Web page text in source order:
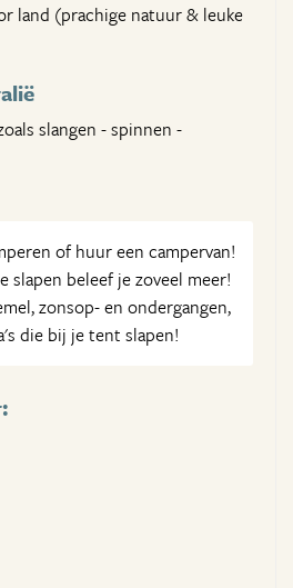
land (prachige natuur & leuke
slangen - spinnen -
of huur een campervan!
slapen beleef je zoveel meer!
zonsop- en ondergangen,
die bij je tent slapen!